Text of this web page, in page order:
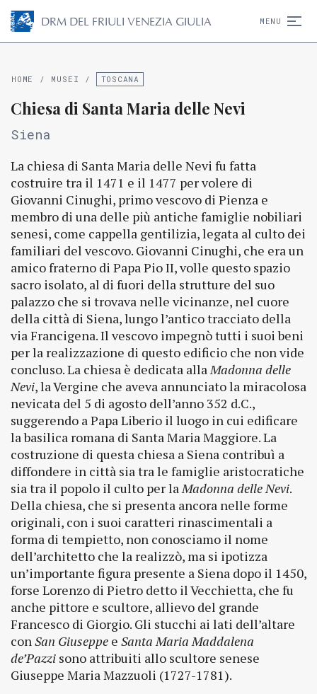
DRM DEL FRIULI VENEZIA GIULIA MENU
HOME / MUSEI / TOSCANA
Chiesa di Santa Maria delle Nevi
Siena
La chiesa di Santa Maria delle Nevi fu fatta
costruire tra il 1471 e il 1477 per volere di
Giovanni Cinughi, primo vescovo di Pienza e
membro di una delle più antiche famiglie nobiliari
senesi, come cappella gentilizia, legata al culto dei
familiari del vescovo. Giovanni Cinughi, che era un
amico fraterno di Papa Pio II, volle questo spazio
sacro isolato, al di fuori della strutture del suo
palazzo che si trovava nelle vicinanze, nel cuore
della città di Siena, lungo l’antico tracciato della
via Francigena. Il vescovo impegnò tutti i suoi beni
per la realizzazione di questo edificio che non vide
concluso. La chiesa è dedicata allaMadonna delle
Nevi, la Vergine che aveva annunciato la miracolosa
nevicata del 5 di agosto dell’anno 352 d.C.,
suggerendo a Papa Liberio il luogo in cui edificare
la basilica romana di Santa Maria Maggiore. La
costruzione di questa chiesa a Siena contribuì a
diffondere in città sia tra le famiglie aristocratiche
sia tra il popolo il culto per laMadonna delle Nevi.
Della chiesa, che si presenta ancora nelle forme
originali, con i suoi caratteri rinascimentali a
forma di tempietto, non conosciamo il nome
dell’architetto che la realizzò, ma si ipotizza
un’importante figura presente a Siena dopo il 1450,
forse Lorenzo di Pietro detto il Vecchietta, che fu
anche pittore e scultore, allievo del grande
Francesco di Giorgio. Gli stucchi ai lati dell’altare
conSan Giuseppe e Santa Maria Maddalena
de’Pazzi sono attribuiti allo scultore senese
Giuseppe Maria Mazzuoli (1727-1781).